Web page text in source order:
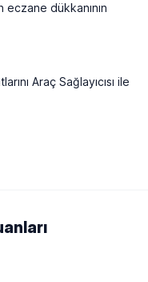
dükkanının
Araç Sağlayıcısı ile